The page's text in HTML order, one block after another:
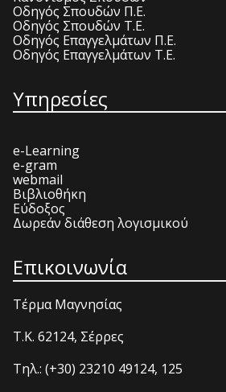
Οδηγός Σπουδών Π.Ε.
Οδηγός Σπουδών Τ.Ε.
Οδηγός Επαγγελμάτων Π.Ε.
Οδηγός Επαγγελμάτων Τ.Ε.
Υπηρεσίες
e-Learning
e-gram
webmail
Βιβλιοθήκη
Εύδοξος
Δωρεάν διάθεση λογισμικού
Επικοινωνία
Τέρμα Μαγνησίας
T.K. 62124, Σέρρες
Τηλ.: (+30) 23210 49124, 125